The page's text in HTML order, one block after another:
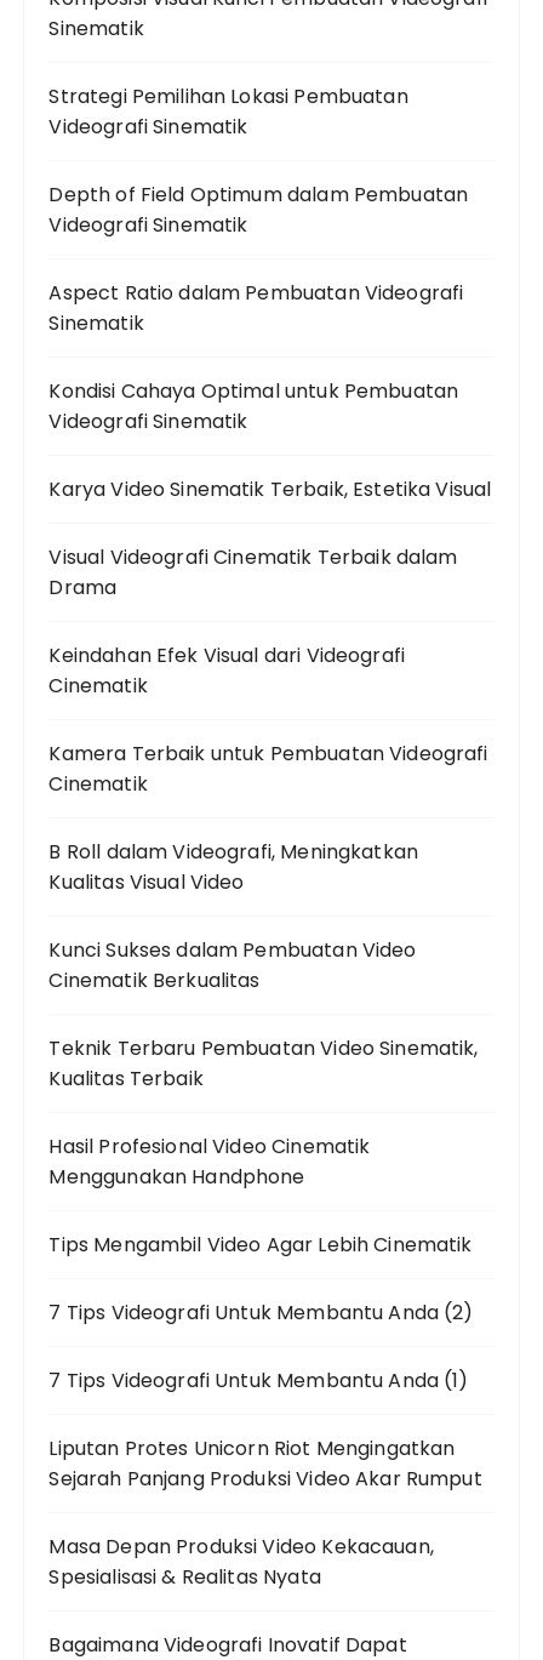
Sinematik
Strategi Pemilihan Lokasi Pembuatan
Videografi Sinematik
Depth of Field Optimum dalam Pembuatan
Videografi Sinematik
Aspect Ratio dalam Pembuatan Videografi
Sinematik
Kondisi Cahaya Optimal untuk Pembuatan
Videografi Sinematik
Karya Video Sinematik Terbaik, Estetika Visual
Visual Videografi Cinematik Terbaik dalam
Drama
Keindahan Efek Visual dari Videografi
Cinematik
Kamera Terbaik untuk Pembuatan Videografi
Cinematik
B Roll dalam Videografi, Meningkatkan
Kualitas Visual Video
Kunci Sukses dalam Pembuatan Video
Cinematik Berkualitas
Teknik Terbaru Pembuatan Video Sinematik,
Kualitas Terbaik
Hasil Profesional Video Cinematik
Menggunakan Handphone
Tips Mengambil Video Agar Lebih Cinematik
7 Tips Videografi Untuk Membantu Anda (2)
7 Tips Videografi Untuk Membantu Anda (1)
Liputan Protes Unicorn Riot Mengingatkan
Sejarah Panjang Produksi Video Akar Rumput
Masa Depan Produksi Video Kekacauan,
Spesialisasi & Realitas Nyata
Bagaimana Videografi Inovatif Dapat